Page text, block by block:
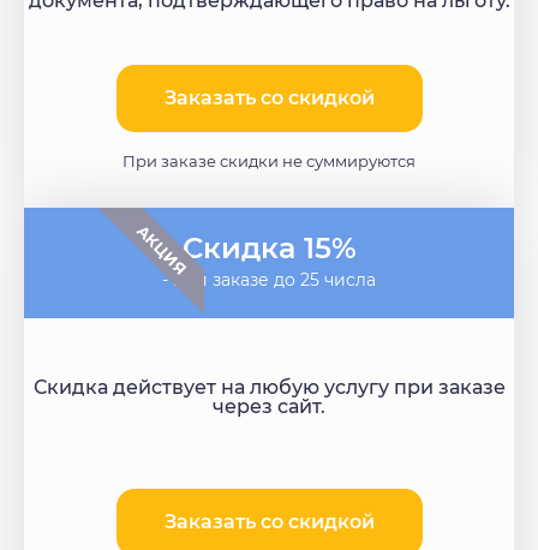
Заказать со скидкой​
При заказе скидки не суммируются
АКЦИЯСкидка 15%
- при заказе до 25 числа
Скидка действует на любую услугу при заказе
через сайт.
Заказать со скидкой